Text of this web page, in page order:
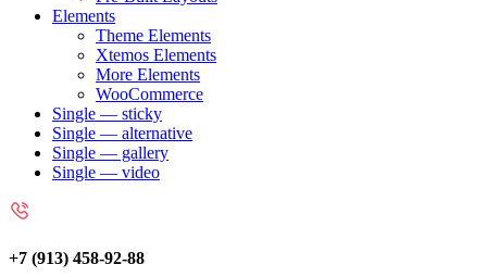
Elements
Theme Elements
Xtemos Elements
More Elements
WooCommerce
Single — sticky
Single — alternative
Single — gallery
Single — video
+7 (913) 458-92-88